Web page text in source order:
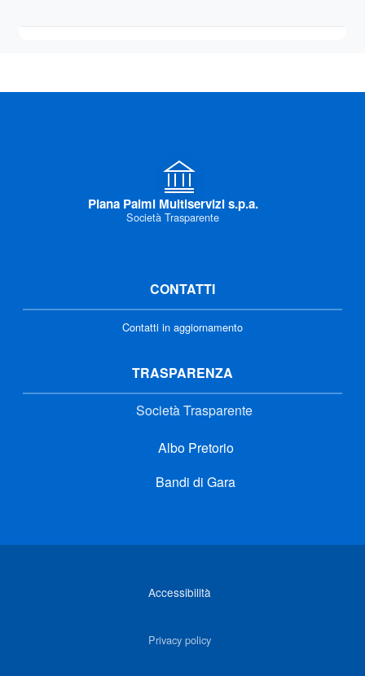
Piana Palmi Multiservizi s.p.a.
Società Trasparente
CONTATTI
Contatti in aggiornamento
TRASPARENZA
Società Trasparente
Albo Pretorio
Bandi di Gara
Accessibilità
Privacy policy